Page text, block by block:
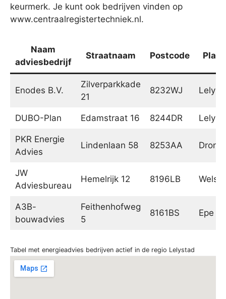
keurmerk. Je kunt ook bedrijven vinden op
www.centraalregistertechniek.nl.
Naam
adviesbedrijf
Straatnaam Postcode
Enodes B.V.
Zilverparkkade
21
8232WJ
DUBO-Plan Edamstraat 16 8244DR
PKR Energie
Advies
Lindenlaan 58 8253AA
JW
Adviesbureau
Hemelrijk 12 8196LB
A3B-
bouwadvies
Feithenhofweg
5
8161BS Epe
Tabel met energieadvies bedrijven actief in de regio Lelystad